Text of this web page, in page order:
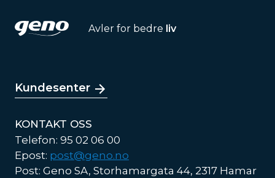
Avler for bedre liv
Kundesenter
KONTAKT OSS
Telefon: 95 02 06 00
Epost: post@geno.no
Post: Geno SA, Storhamargata 44, 2317 Hamar